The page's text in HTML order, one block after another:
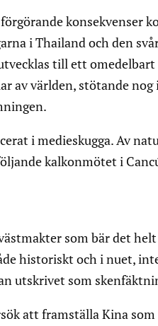
konsekvenser
i Thailand och den
till ett
av världen, stötande
i medieskugga. Av
kalkonmötet i
som bär det
historiskt och i nuet,
utskrivet som
att framställa Kina